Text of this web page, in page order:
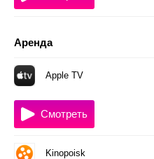
Аренда
Apple TV
Смотреть
Kinopoisk